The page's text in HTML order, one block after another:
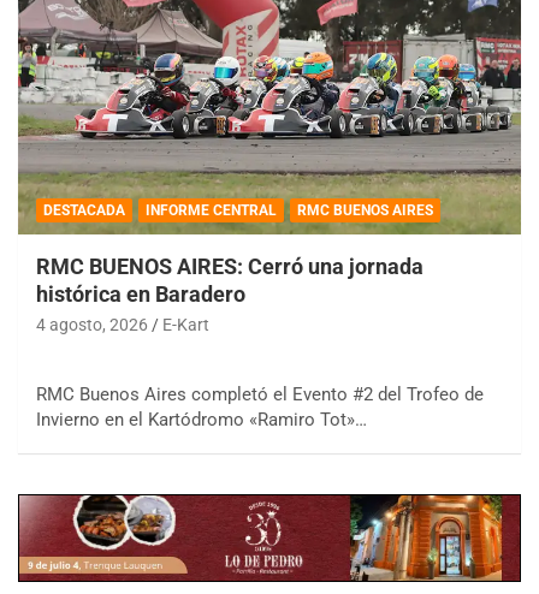
DESTACADA INFORME CENTRAL RMC BUENOS AIRES
RMC BUENOS AIRES: Cerró una jornada
histórica en Baradero
4 agosto, 2026 E-Kart
RMC Buenos Aires completó el Evento #2 del Trofeo de
Invierno en el Kartódromo «Ramiro Tot»…